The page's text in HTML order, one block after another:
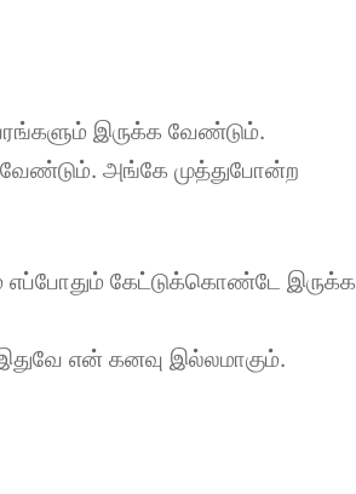
இருக்க வேண்டும்.
வேண்டும். அங்கே முத்துபோன்ற
எப்போதும் கேட்டுக்கொண்டே இருக்க
என் கனவு இல்லமாகும்.